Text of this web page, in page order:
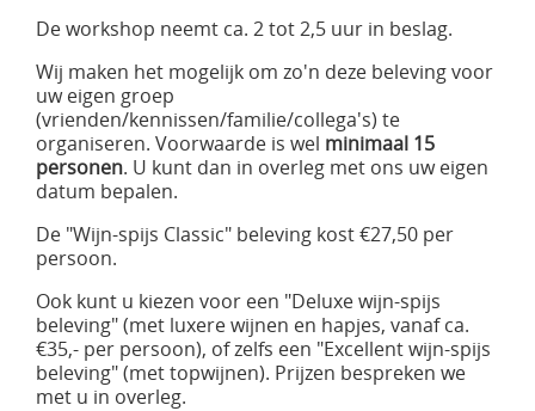
De workshop neemt ca. 2 tot 2,5 uur in beslag.
Wij maken het mogelijk om zo'n deze beleving voor
uw eigen groep
(vrienden/kennissen/familie/collega's) te
organiseren. Voorwaarde is wel minimaal 15
personen. U kunt dan in overleg met ons uw eigen
datum bepalen.
De "Wijn-spijs Classic" beleving kost €27,50 per
persoon.
Ook kunt u kiezen voor een "Deluxe wijn-spijs
beleving" (met luxere wijnen en hapjes, vanaf ca.
€35,- per persoon), of zelfs een "Excellent wijn-spijs
beleving" (met topwijnen). Prijzen bespreken we
met u in overleg.